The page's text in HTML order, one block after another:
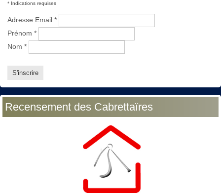
* Indications requises
Adresse Email *
Prénom *
Nom *
Recensement des Cabrettaïres